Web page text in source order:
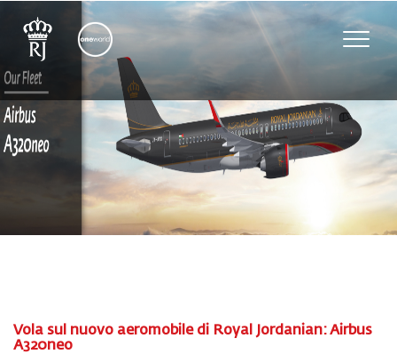
Toggle
Vola sul nuovo aeromobile di Royal Jordanian: Airbus
A320neo